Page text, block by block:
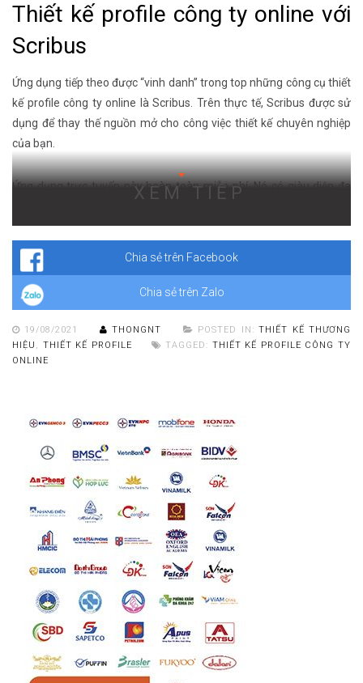
Thiết kế profile công ty online với
Scribus
Ứng dụng tiếp theo được “vinh danh” trong top những công cụ thiết
kế profile công ty online là Scribus. Trên thực tế, Scribus được sử
dụng để thay thế nguồn mở cho công việc thiết kế chuyên nghiệp
của bạn.
Ứng dụng trực tuyến này hoàn toàn miễn phí. Nó có giàu diện đa
tạo bản thân. Trong đó phải kể tớ tính năng hỗ trợ CMYK, tách màu
PostScript, in ấn sắc nét.
XEM TIẾP
Chia sẻ trên Facebook
Chia sẻ trên Zalo
19/08/2021 THONGNT POSTED IN:THIẾT KẾ THƯƠNG
HIỆU , THIẾT KẾ PROFILE TAGGED: THIẾT KẾ PROFILE CÔNG TY
ONLINE